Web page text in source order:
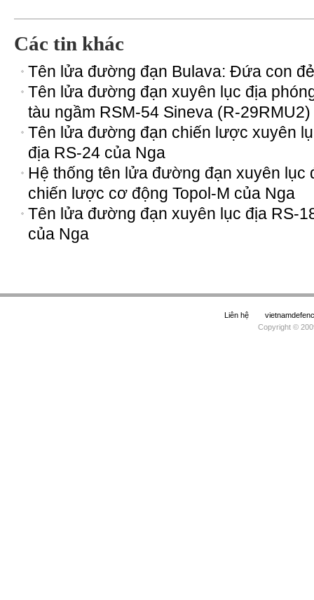
Các tin khác
Tên lửa đường đạn Bulava: Đứa con
Tên lửa đường đạn xuyên lục địa
tàu ngầm RSM-54 Sineva (R-29RMU2)
Tên lửa đường đạn chiến lược xuyên
địa RS-24 của Nga
Hệ thống tên lửa đường đạn xuyên lục
chiến lược cơ động Topol-M của Nga
Tên lửa đường đạn xuyên lục địa RS-
của Nga
Liên hệ
Copyright ©